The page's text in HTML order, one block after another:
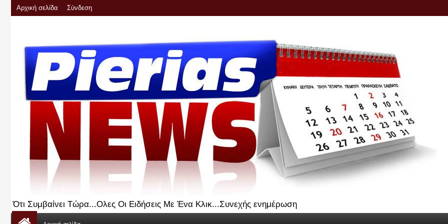
Αρχική σελίδα Σύνδεση
Ότι Συμβαίνει Τώρα...Ολες Οι Ειδήσεις Με Ένα Κλικ...Συνεχής ενημέρωση